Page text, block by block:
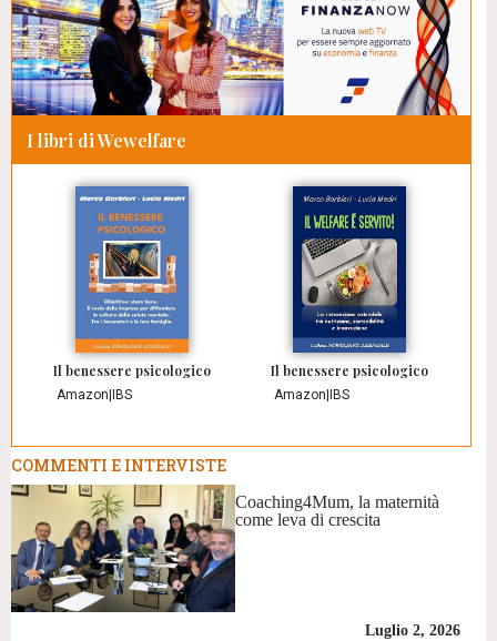
I libri di Wewelfare
Il benessere psicologico
Amazon|IBS
Il benessere psicologico
Amazon|IBS
COMMENTI E INTERVISTE
Coaching4Mum, la maternità
come leva di crescita
Luglio 2, 2026